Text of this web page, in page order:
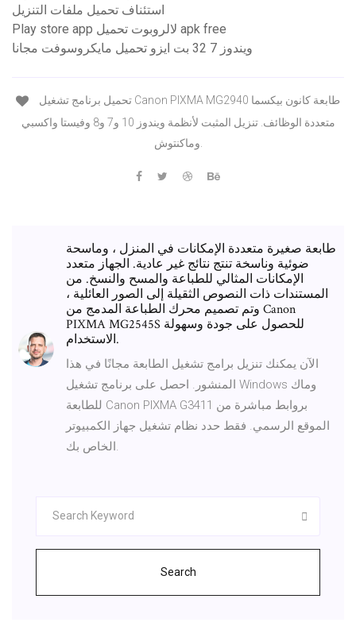
استئناف تحميل ملفات التنزيل
Play store app لالروبوت تحميل apk free
ويندوز 7 32 بت ايزو تحميل مايكروسوفت مجانا
متعددة الوظائف. تنزيل المثبت لأنظمة ويندوز 10 و7 و8 وفيستا واكسبي
طابعة صغيرة متعددة الإمكانات في المنزل ، وماسحة
ضوئية وناسخة تنتج نتائج غير عادية. الجهاز متعدد
الإمكانات المثالي للطباعة والمسح والنسخ. من
المستندات ذات النصوص الثقيلة إلى الصور العائلية ،
وتم تصميم محرك الطباعة المدمج من Canon
PIXMA MG2545S للحصول على جودة وسهولة
الاستخدام.
الآن يمكنك تنزيل برامج تشغيل الطابعة مجانًا في هذا
المنشور. احصل على برنامج تشغيل Windows وماك
للطابعة Canon PIXMA G3411 بروابط مباشرة من
الموقع الرسمي. فقط حدد نظام تشغيل جهاز الكمبيوتر
الخاص بك.
Search